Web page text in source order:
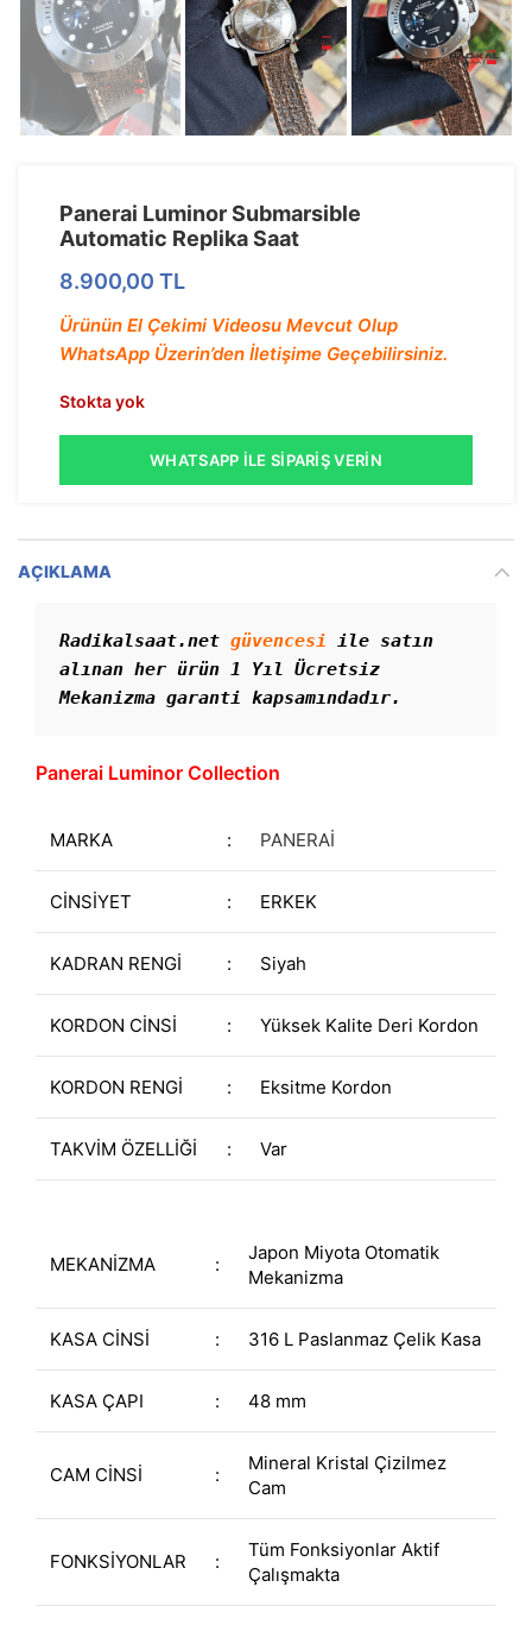
Panerai Luminor Submarsible
Automatic Replika Saat
8.900,00 TL
Ürünün El Çekimi Videosu Mevcut Olup
WhatsApp Üzerin’den İletişime Geçebilirsiniz.
Stokta yok
WHATSAPP İLE SIPARIŞ VERIN
AÇIKLAMA
Radikalsaat.net güvencesi ile satın
alınan her ürün 1 Yıl Ücretsiz
Mekanizma garanti kapsamındadır.
Panerai Luminor Collection
MARKA : PANERAİ
CİNSİYET : ERKEK
KADRAN RENGİ : Siyah
KORDON CİNSİ : Yüksek Kalite Deri Kordon
KORDON RENGİ : Eksitme Kordon
TAKVİM ÖZELLİĞİ : Var
MEKANİZMA :
Japon Miyota Otomatik
Mekanizma
KASA CİNSİ : 316 L Paslanmaz Çelik Kasa
KASA ÇAPI : 48 mm
CAM CİNSİ :
Mineral Kristal Çizilmez
Cam
FONKSİYONLAR :
Tüm Fonksiyonlar Aktif
Çalışmakta